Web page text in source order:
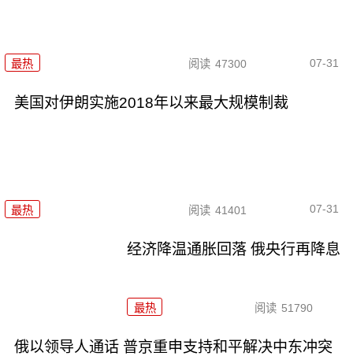
最热 阅读 47300 07-31
美国对伊朗实施2018年以来最大规模制裁
最热 阅读 41401 07-31
经济降温通胀回落 俄央行再降息
最热 阅读 51790
俄以领导人通话 普京重申支持和平解决中东冲突